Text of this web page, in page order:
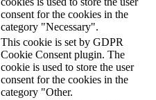
consent for the cookies in the
category "Necessary".
This cookie is set by GDPR
Cookie Consent plugin. The
cookie is used to store the user
consent for the cookies in the
category "Other.